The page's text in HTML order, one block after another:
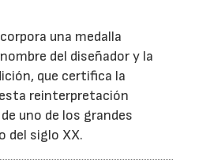
una medalla
del diseñador y la
que certifica la
reinterpretación
uno de los grandes
del siglo XX.